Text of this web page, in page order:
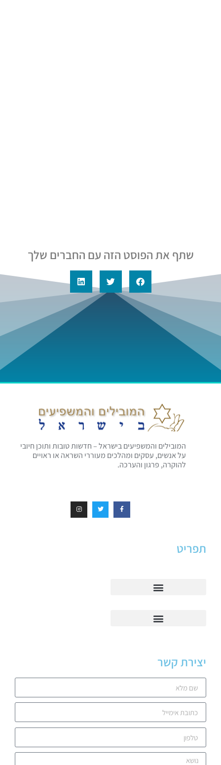
שתף את הפוסט הזה עם החברים שלך
המובילים והמשפיעים בישראל – חדשות טובות ותוכן חיובי
על אנשים, עסקים ומהלכים מעוררי השראה או ראויים
להוקרה, פרגון והערכה.
תפריט
יצירת קשר